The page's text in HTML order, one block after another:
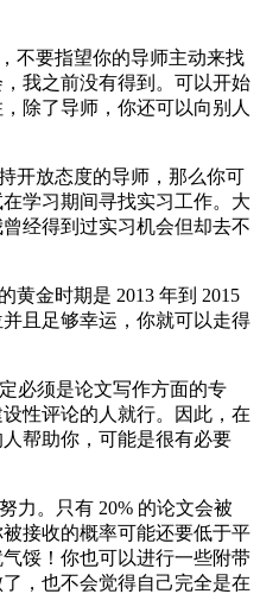
要指望你的导师主动来找
我之前没有得到。可以开始
除了导师，你还可以向别人
放态度的导师，那么你可
学习期间寻找实习工作。大
经得到过实习机会但却去不
金时期是 2013 年到 2015
且足够幸运，你就可以走得
须是论文写作方面的专
性评论的人就行。因此，在
帮助你，可能是很有必要
。只有 20% 的论文会被
接收的概率可能还要低于平
馁！你也可以进行一些附带
，也不会觉得自己完全是在